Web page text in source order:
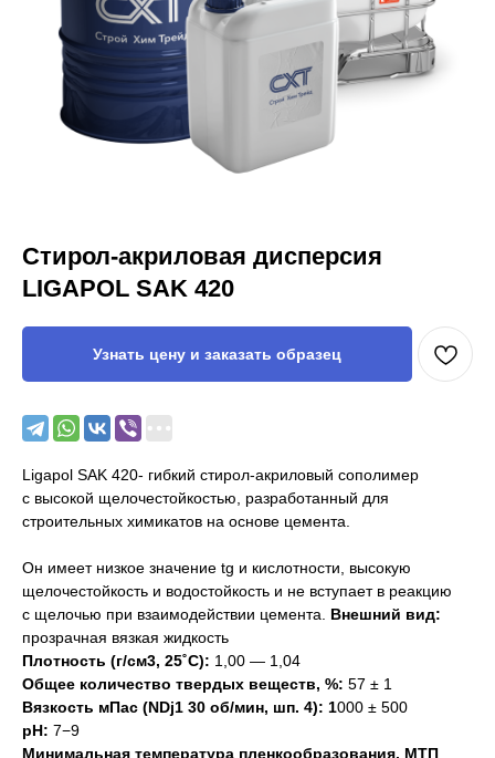
Стирол-акриловая дисперсия
LIGAPOL SAK 420
Узнать цену и заказать образец
Ligapol SAK 420- гибкий стирол-акриловый сополимер
с высокой щелочестойкостью, разработанный для
строительных химикатов на основе цемента.
Он имеет низкое значение tg и кислотности, высокую
щелочестойкость и водостойкость и не вступает в реакцию
с щелочью при взаимодействии цемента. Внешний вид:
прозрачная вязкая жидкость
Плотность (г/см3, 25˚С): 1,00 — 1,04
Общее количество твердых веществ, %: 57 ± 1
Вязкость мПас (NDj1 30 об/мин, шп. 4): 1000 ± 500
рН: 7−9
Минимальная температура пленкообразования, МТП